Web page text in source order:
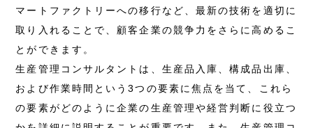
マートファクトリーへの移行など、最新の技術を適切に
取り入れることで、顧客企業の競争力をさらに高めるこ
とができます。
生産管理コンサルタントは、生産品入庫、構成品出庫、
および作業時間という3つの要素に焦点を当て、これら
の要素がどのように企業の生産管理や経営判断に役立つ